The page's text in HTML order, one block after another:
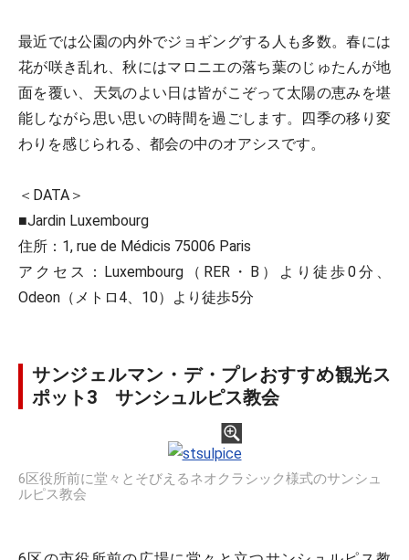
最近では公園の内外でジョギングする人も多数。春には
花が咲き乱れ、秋にはマロニエの落ち葉のじゅたんが地
面を覆い、天気のよい日は皆がこぞって太陽の恵みを堪
能しながら思い思いの時間を過ごします。四季の移り変
わりを感じられる、都会の中のオアシスです。
＜DATA＞
■Jardin Luxembourg
住所：1, rue de Médicis 75006 Paris
アクセス：Luxembourg（RER・B）より徒歩0分、
Odeon（メトロ4、10）より徒歩5分
サンジェルマン・デ・プレおすすめ観光ス
ポット3 サンシュルピス教会
6区役所前に堂々とそびえるネオクラシック様式のサンシュ
ルピス教会